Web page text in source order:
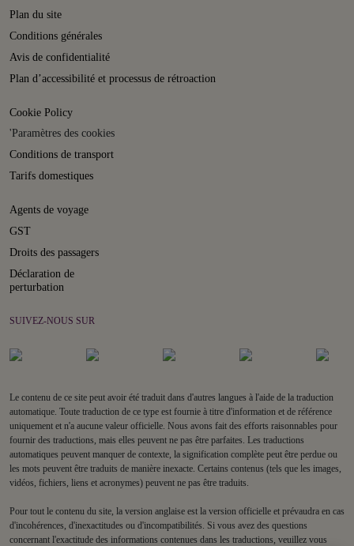
Plan du site
Conditions générales
Avis de confidentialité
Plan d’accessibilité et processus de rétroaction
Cookie Policy
'Paramètres des cookies
Conditions de transport
Tarifs domestiques
Agents de voyage
GST
Droits des passagers
Déclaration de
perturbation
SUIVEZ-NOUS SUR
Le contenu de ce site peut avoir été traduit dans d'autres langues à l'aide de la traduction
automatique. Toute traduction de ce type est fournie à titre d'information et de référence
uniquement et n'a aucune valeur officielle. Nous avons fait des efforts raisonnables pour
fournir des traductions, mais elles peuvent ne pas être parfaites. Les traductions
automatiques peuvent manquer de contexte, la signification complète peut être perdue ou
les mots peuvent être traduits de manière inexacte. Certains contenus (tels que les images,
vidéos, fichiers, liens et acronymes) peuvent ne pas être traduits.
Pour tout le contenu du site, la version anglaise est la version officielle et prévaudra en cas
d'incohérences, d'inexactitudes ou d'incompatibilités. Si vous avez des questions
concernant l'exactitude des informations contenues dans les traductions, veuillez vous